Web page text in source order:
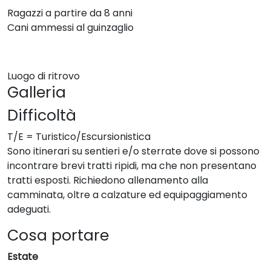
Ragazzi a partire da 8 anni
Cani ammessi al guinzaglio
Luogo di ritrovo
Galleria
Difficoltà
T/E = Turistico/Escursionistica
Sono itinerari su sentieri e/o sterrate dove si possono
incontrare brevi tratti ripidi, ma che non presentano
tratti esposti. Richiedono allenamento alla
camminata, oltre a calzature ed equipaggiamento
adeguati.
Cosa portare
Estate